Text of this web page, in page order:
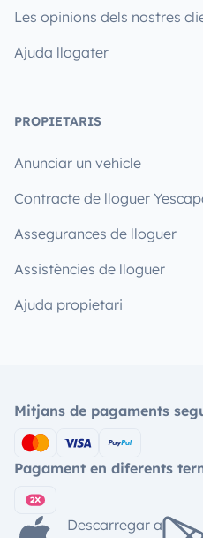
Les opinions dels nostres
Ajuda llogater
PROPIETARIS
Anunciar un vehicle
Contracte de lloguer
Assegurances de lloguer
Assistències de lloguer
Ajuda propietari
Mitjans de pagaments
Pagament en diferents
Descarregar a